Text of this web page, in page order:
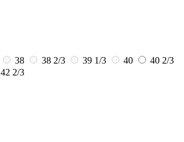
38 38 2/3 39 1/3 40
40 2/3
42 2/3